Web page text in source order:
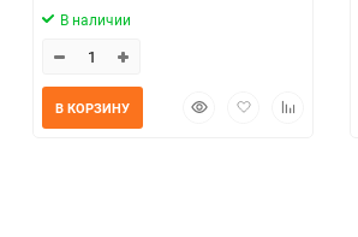
В наличии
БыстрыйДобавитьДобавить
В КОРЗИНУ